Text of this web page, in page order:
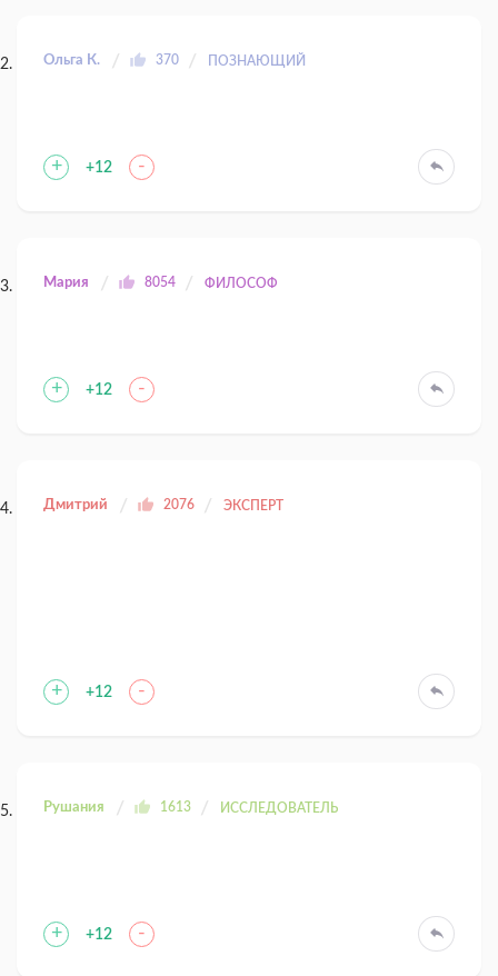
Ольга К. 370 ПОЗНАЮЩИЙ
+ +12 -
Мария 8054 ФИЛОСОФ
+ +12 -
Дмитрий 2076 ЭКСПЕРТ
+ +12 -
Рушания 1613 ИССЛЕДОВАТЕЛЬ
+ +12 -